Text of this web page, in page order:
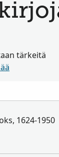
tärkeitä
1624-1950